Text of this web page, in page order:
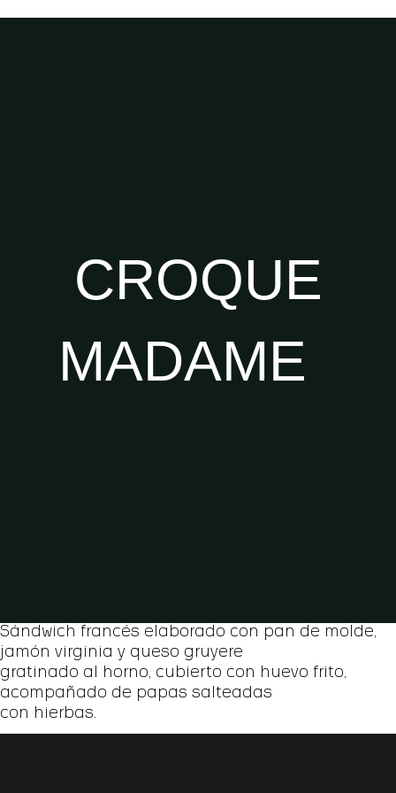
CROQUE
MADAME
Sándwich francés elaborado con pan de molde,
jamón virginia y queso gruyere
gratinado al horno, cubierto con huevo frito,
acompañado de papas salteadas
con hierbas.